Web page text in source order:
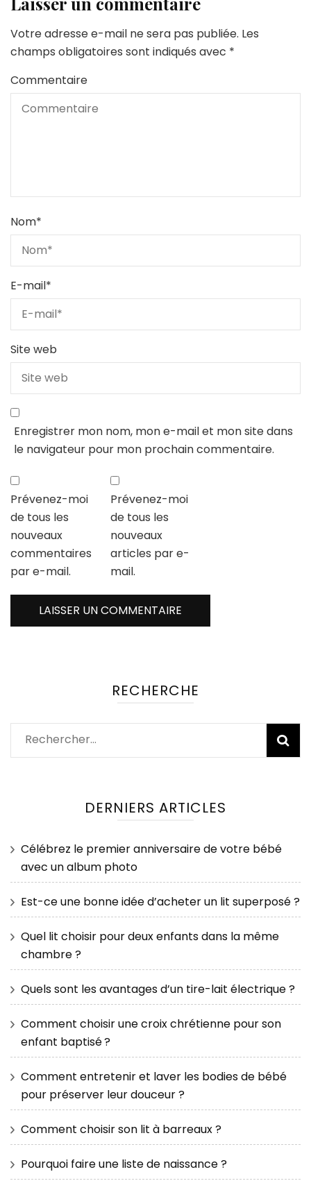
Votre adresse e-mail ne sera pas publiée. Les
champs obligatoires sont indiqués avec *
Commentaire
Nom*
E-mail*
Site web
Enregistrer mon nom, mon e-mail et mon site dans
le navigateur pour mon prochain commentaire.
Prévenez-moi
de tous les
nouveaux
commentaires
par e-mail.
Prévenez-moi
de tous les
nouveaux
articles par e-
mail.
RECHERCHE
Rechercher :
DERNIERS ARTICLES
Célébrez le premier anniversaire de votre bébé
avec un album photo
Est-ce une bonne idée d’acheter un lit superposé ?
Quel lit choisir pour deux enfants dans la même
chambre ?
Quels sont les avantages d’un tire-lait électrique ?
Comment choisir une croix chrétienne pour son
enfant baptisé ?
Comment entretenir et laver les bodies de bébé
pour préserver leur douceur ?
Comment choisir son lit à barreaux ?
Pourquoi faire une liste de naissance ?